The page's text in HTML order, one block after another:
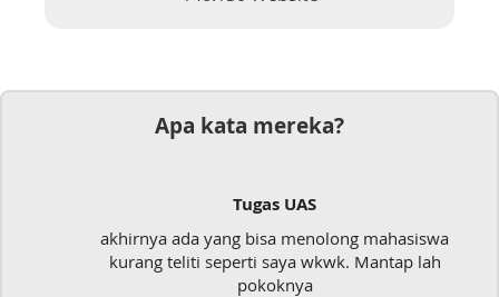
Apa kata mereka?
Tugas UAS
akhirnya ada yang bisa menolong mahasiswa
kurang teliti seperti saya wkwk. Mantap lah
pokoknya